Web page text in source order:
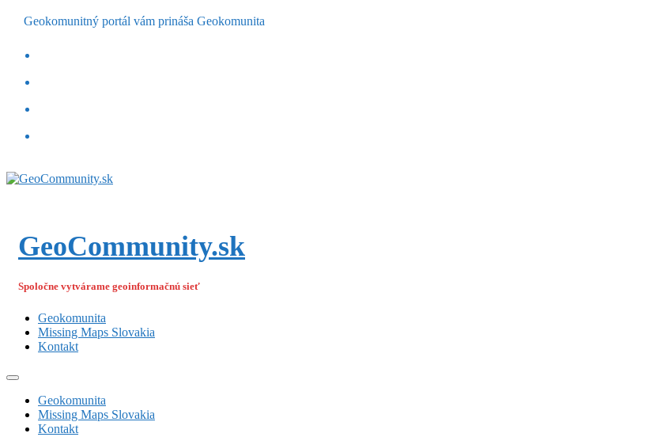
Geokomunitný portál vám prináša Geokomunita
GeoCommunity.sk
Spoločne vytvárame geoinformačnú sieť
Geokomunita
Missing Maps Slovakia
Kontakt
Geokomunita
Missing Maps Slovakia
Kontakt